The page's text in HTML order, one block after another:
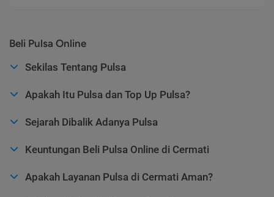
Beli Pulsa Online
Sekilas Tentang Pulsa
Apakah Itu Pulsa dan Top Up Pulsa?
Sejarah Dibalik Adanya Pulsa
Keuntungan Beli Pulsa Online di Cermati
Apakah Layanan Pulsa di Cermati Aman?